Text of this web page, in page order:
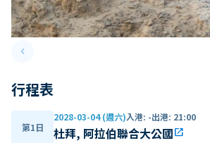
keyboard_arrow_leftPrevious slide
行程表
第1日
2028-03-04 (週六)入港: -出港: 21:00
杜拜, 阿拉伯聯合大公國open_in_new